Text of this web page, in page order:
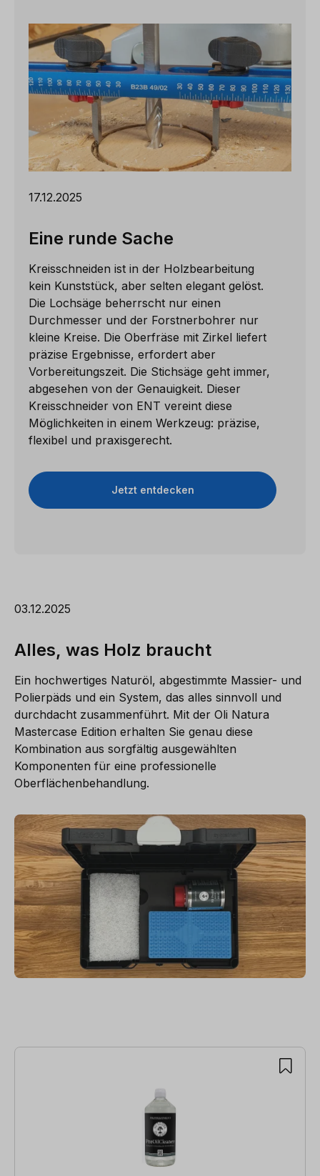
17.12.2025
Eine runde Sache
Kreisschneiden ist in der Holzbearbeitung
kein Kunststück, aber selten elegant gelöst.
Die Lochsäge beherrscht nur einen
Durchmesser und der Forstnerbohrer nur
kleine Kreise. Die Oberfräse mit Zirkel liefert
präzise Ergebnisse, erfordert aber
Vorbereitungszeit. Die Stichsäge geht immer,
abgesehen von der Genauigkeit. Dieser
Kreisschneider von ENT vereint diese
Möglichkeiten in einem Werkzeug: präzise,
flexibel und praxisgerecht.
Jetzt entdecken
03.12.2025
Alles, was Holz braucht
Ein hochwertiges Naturöl, abgestimmte Massier- und
Polierpäds und ein System, das alles sinnvoll und
durchdacht zusammenführt. Mit der Oli Natura
Mastercase Edition erhalten Sie genau diese
Kombination aus sorgfältig ausgewählten
Komponenten für eine professionelle
Oberflächenbehandlung.
Produktgalerie überspringen